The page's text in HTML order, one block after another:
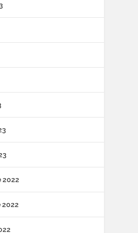
2022
2022